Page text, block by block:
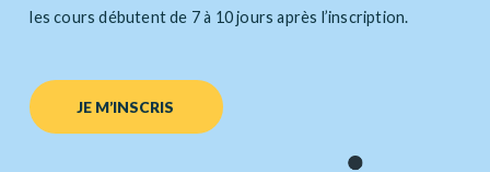
les cours débutent de 7 à 10 jours après l’inscription.
JE M’INSCRIS